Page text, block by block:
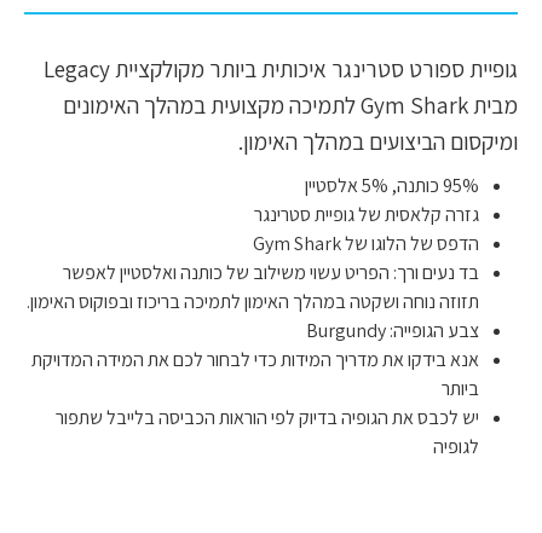
גופיית ספורט סטרינגר איכותית ביותר מקולקציית Legacy
מבית Gym Shark לתמיכה מקצועית במהלך האימונים
ומיקסום הביצועים במהלך האימון.
95% כותנה, 5% אלסטיין
גזרה קלאסית של גופיית סטרינגר
הדפס של הלוגו של Gym Shark
בד נעים ורך: הפריט עשוי משילוב של כותנה ואלסטיין לאפשר
תזוזה נוחה ושקטה במהלך האימון לתמיכה בריכוז ובפוקוס האימון.
צבע הגופייה: Burgundy
אנא בידקו את מדריך המידות כדי לבחור לכם את המידה המדויקת
ביותר
יש לכבס את הגופיה בדיוק לפי הוראות הכביסה בלייבל שתפור
לגופיה